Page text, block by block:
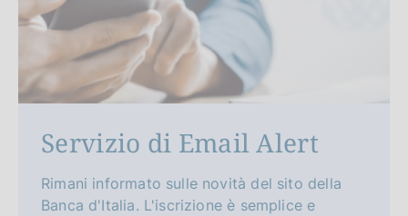
Servizio di Email Alert
Rimani informato sulle novità del sito della
Banca d'Italia. L'iscrizione è semplice e